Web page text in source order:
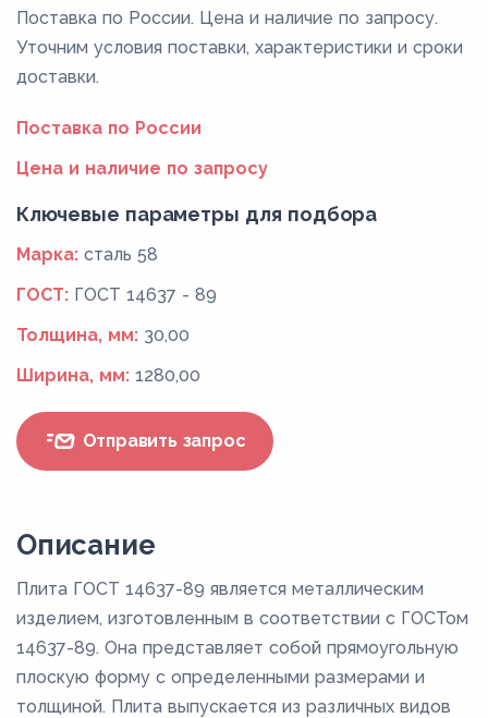
Поставка по России. Цена и наличие по запросу.
Уточним условия поставки, характеристики и сроки
доставки.
Поставка по России
Цена и наличие по запросу
Ключевые параметры для подбора
Марка: сталь 58
ГОСТ: ГОСТ 14637 - 89
Толщина, мм: 30,00
Ширина, мм: 1280,00
Отправить запрос
Описание
Плита ГОСТ 14637-89 является металлическим
изделием, изготовленным в соответствии с ГОСТом
14637-89. Она представляет собой прямоугольную
плоскую форму с определенными размерами и
толщиной. Плита выпускается из различных видов